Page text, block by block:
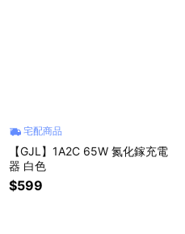
宅配商品
【GJL】1A2C 65W 氮化鎵充電
器 白色
$599